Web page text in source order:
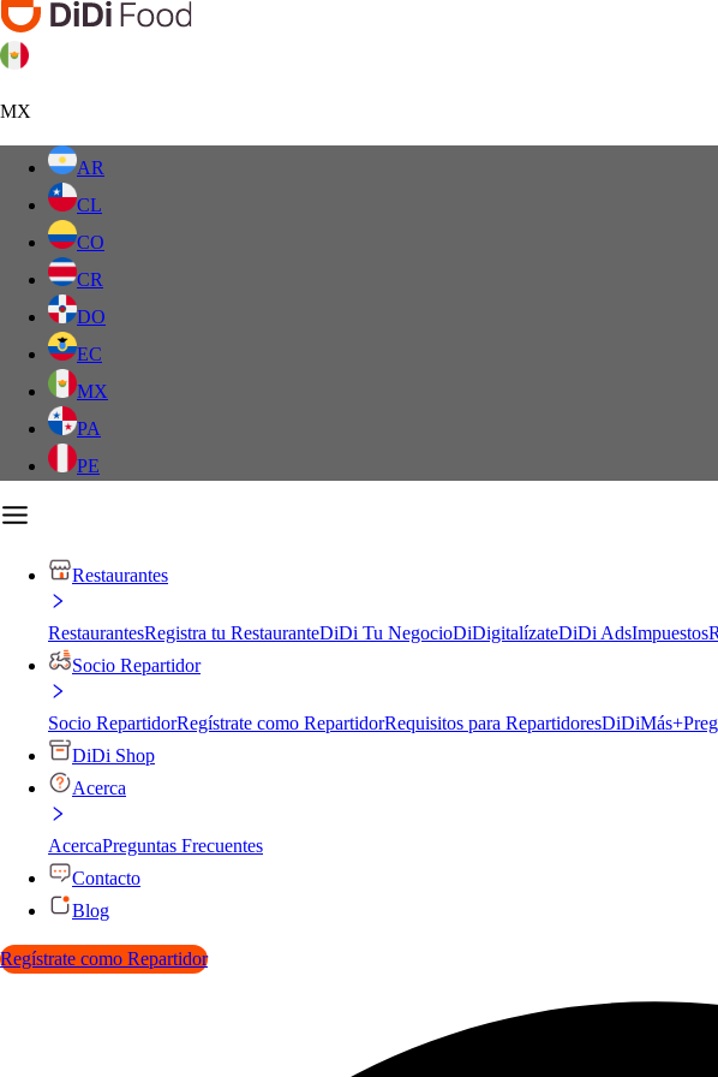
MX
AR
CL
CO
CR
DO
EC
MX
PA
PE
Restaurantes
RestaurantesRegistra tu RestauranteDiDi Tu NegocioDiDigitalízateDiDi AdsImpuestos
Socio Repartidor
Socio RepartidorRegístrate como RepartidorRequisitos para RepartidoresDiDiMás+
DiDi Shop
Acerca
AcercaPreguntas Frecuentes
Contacto
Blog
Regístrate como Repartidor